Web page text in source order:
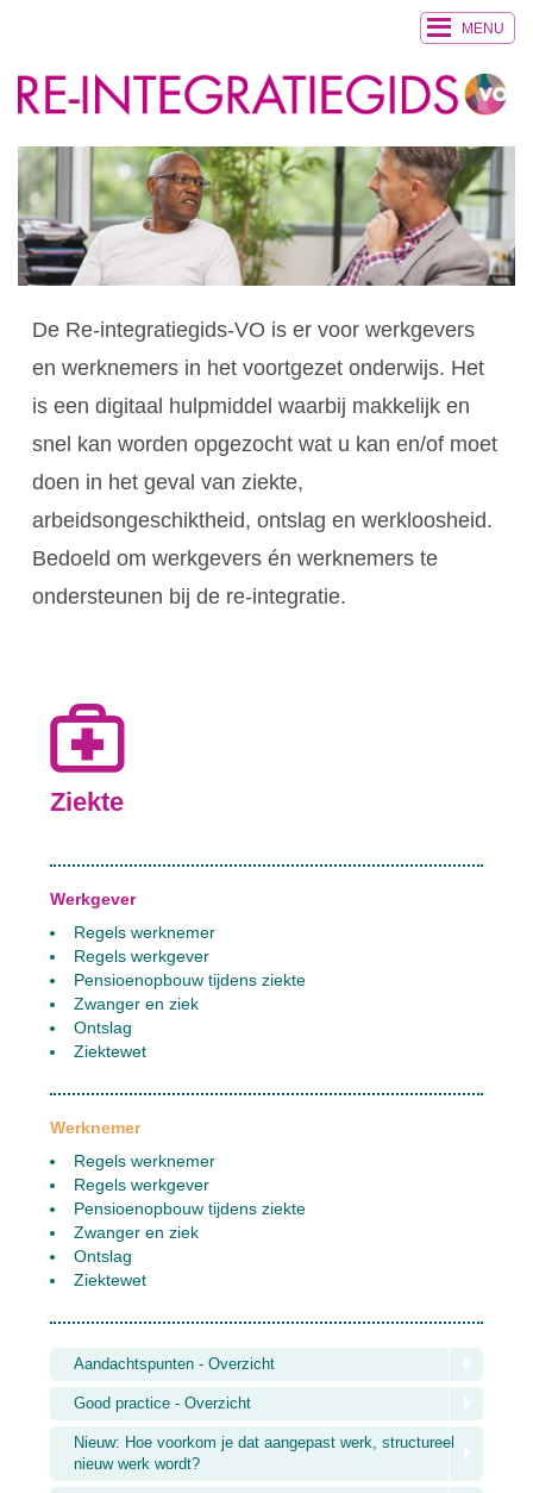
MENU
De Re-integratiegids-VO is er voor werkgevers
en werknemers in het voortgezet onderwijs. Het
is een digitaal hulpmiddel waarbij makkelijk en
snel kan worden opgezocht wat u kan en/of moet
doen in het geval van ziekte,
arbeidsongeschiktheid, ontslag en werkloosheid.
Bedoeld om werkgevers én werknemers te
ondersteunen bij de re-integratie.
Ziekte
Werkgever
Regels werknemer
Regels werkgever
Pensioenopbouw tijdens ziekte
Zwanger en ziek
Ontslag
Ziektewet
Werknemer
Regels werknemer
Regels werkgever
Pensioenopbouw tijdens ziekte
Zwanger en ziek
Ontslag
Ziektewet
Aandachtspunten - Overzicht
Good practice - Overzicht
Nieuw: Hoe voorkom je dat aangepast werk, structureel
nieuw werk wordt?